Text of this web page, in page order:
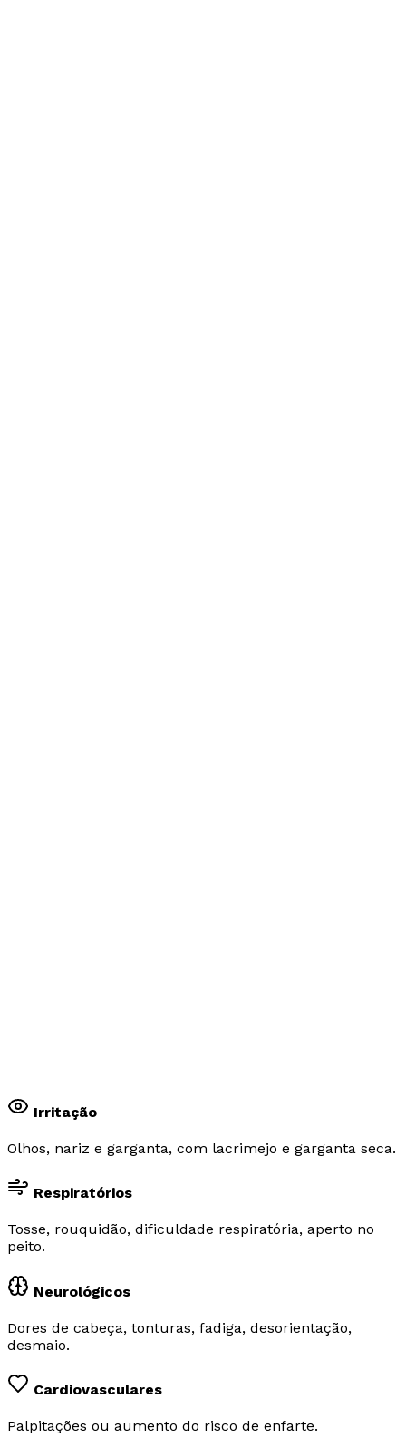
Irritação
Olhos, nariz e garganta, com lacrimejo e garganta seca.
Respiratórios
Tosse, rouquidão, dificuldade respiratória, aperto no
peito.
Neurológicos
Dores de cabeça, tonturas, fadiga, desorientação,
desmaio.
Cardiovasculares
Palpitações ou aumento do risco de enfarte.